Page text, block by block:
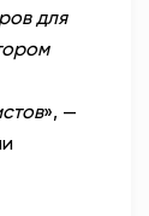
для
», —